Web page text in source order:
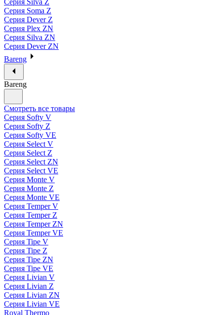
Серия Silva Z
Серия Soma Z
Серия Dever Z
Серия Plex ZN
Серия Silva ZN
Серия Dever ZN
Bareng
Bareng
Смотреть все товары
Серия Softy V
Серия Softy Z
Серия Softy VE
Серия Select V
Серия Select Z
Серия Select ZN
Серия Select VE
Серия Monte V
Серия Monte Z
Серия Monte VE
Серия Temper V
Серия Temper Z
Серия Temper ZN
Серия Temper VE
Серия Tipe V
Серия Tipe Z
Серия Tipe ZN
Серия Tipe VE
Серия Livian V
Серия Livian Z
Серия Livian ZN
Серия Livian VE
Royal Thermo